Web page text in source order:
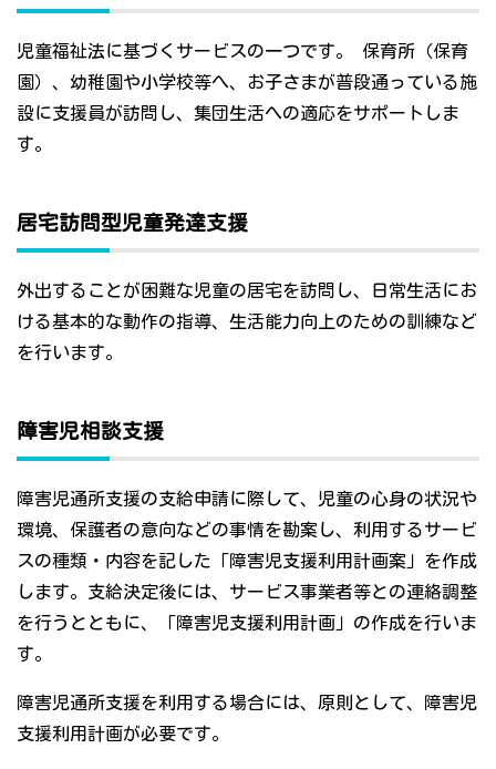
児童福祉法に基づくサービスの一つです。 保育所（保育
園）、幼稚園や小学校等へ、お子さまが普段通っている施
設に支援員が訪問し、集団生活への適応をサポートしま
す。
居宅訪問型児童発達支援
外出することが困難な児童の居宅を訪問し、日常生活にお
ける基本的な動作の指導、生活能力向上のための訓練など
を行います。
障害児相談支援
障害児通所支援の支給申請に際して、児童の心身の状況や
環境、保護者の意向などの事情を勘案し、利用するサービ
スの種類・内容を記した「障害児支援利用計画案」を作成
します。支給決定後には、サービス事業者等との連絡調整
を行うとともに、「障害児支援利用計画」の作成を行いま
す。
障害児通所支援を利用する場合には、原則として、障害児
支援利用計画が必要です。